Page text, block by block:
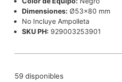
Dimensiones: Ø53×80 mm
No Incluye Ampolleta
SKU PH: 929003253901
59 disponibles